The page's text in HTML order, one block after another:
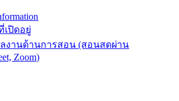
เปิดอยู่
ลงานด้านการสอน (สอนสดผ่าน
Zoom)